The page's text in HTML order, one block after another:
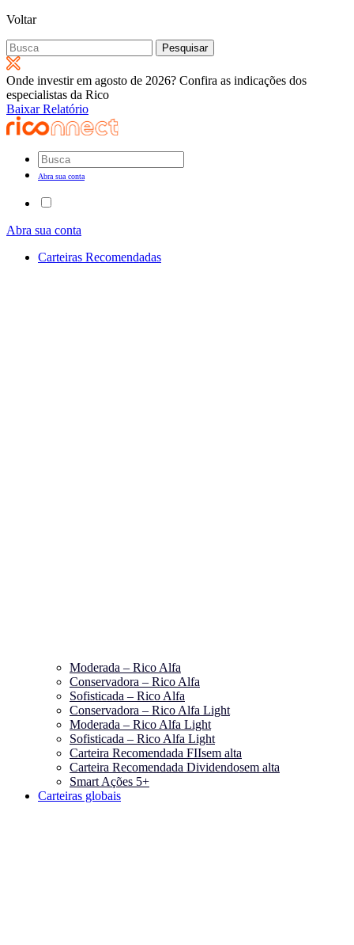
Voltar
Pesquisar
por:
Onde investir em agosto de 2026? Confira as indicações dos
especialistas da Rico
Baixar Relatório
Abra sua conta
Abra sua conta
Carteiras Recomendadas
Moderada – Rico Alfa
Conservadora – Rico Alfa
Sofisticada – Rico Alfa
Conservadora – Rico Alfa Light
Moderada – Rico Alfa Light
Sofisticada – Rico Alfa Light
Carteira Recomendada FIIsem alta
Carteira Recomendada Dividendosem alta
Smart Ações 5+
Carteiras globais